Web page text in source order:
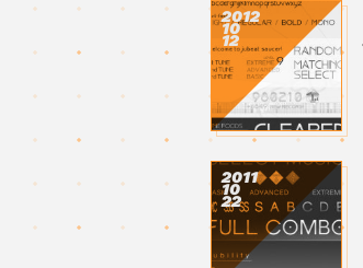
2012
10
12
2011
10
22